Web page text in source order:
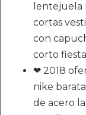
lentejuela
cortas
con
corto
❤ 2018
nike
de acero